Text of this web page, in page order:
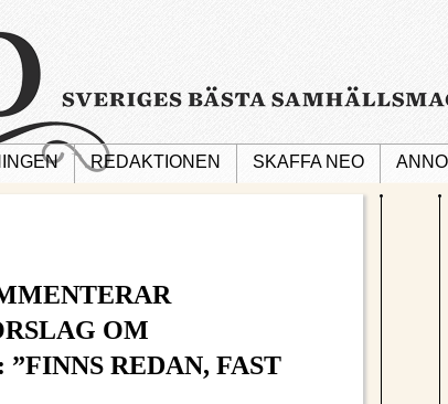
REDAKTIONEN SKAFFA NEO
OM
REDAN, FAST